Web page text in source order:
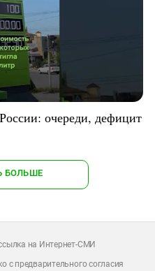
очереди, дефицит
БОЛЬШЕ
на Интернет-СМИ
с предварительного согласия